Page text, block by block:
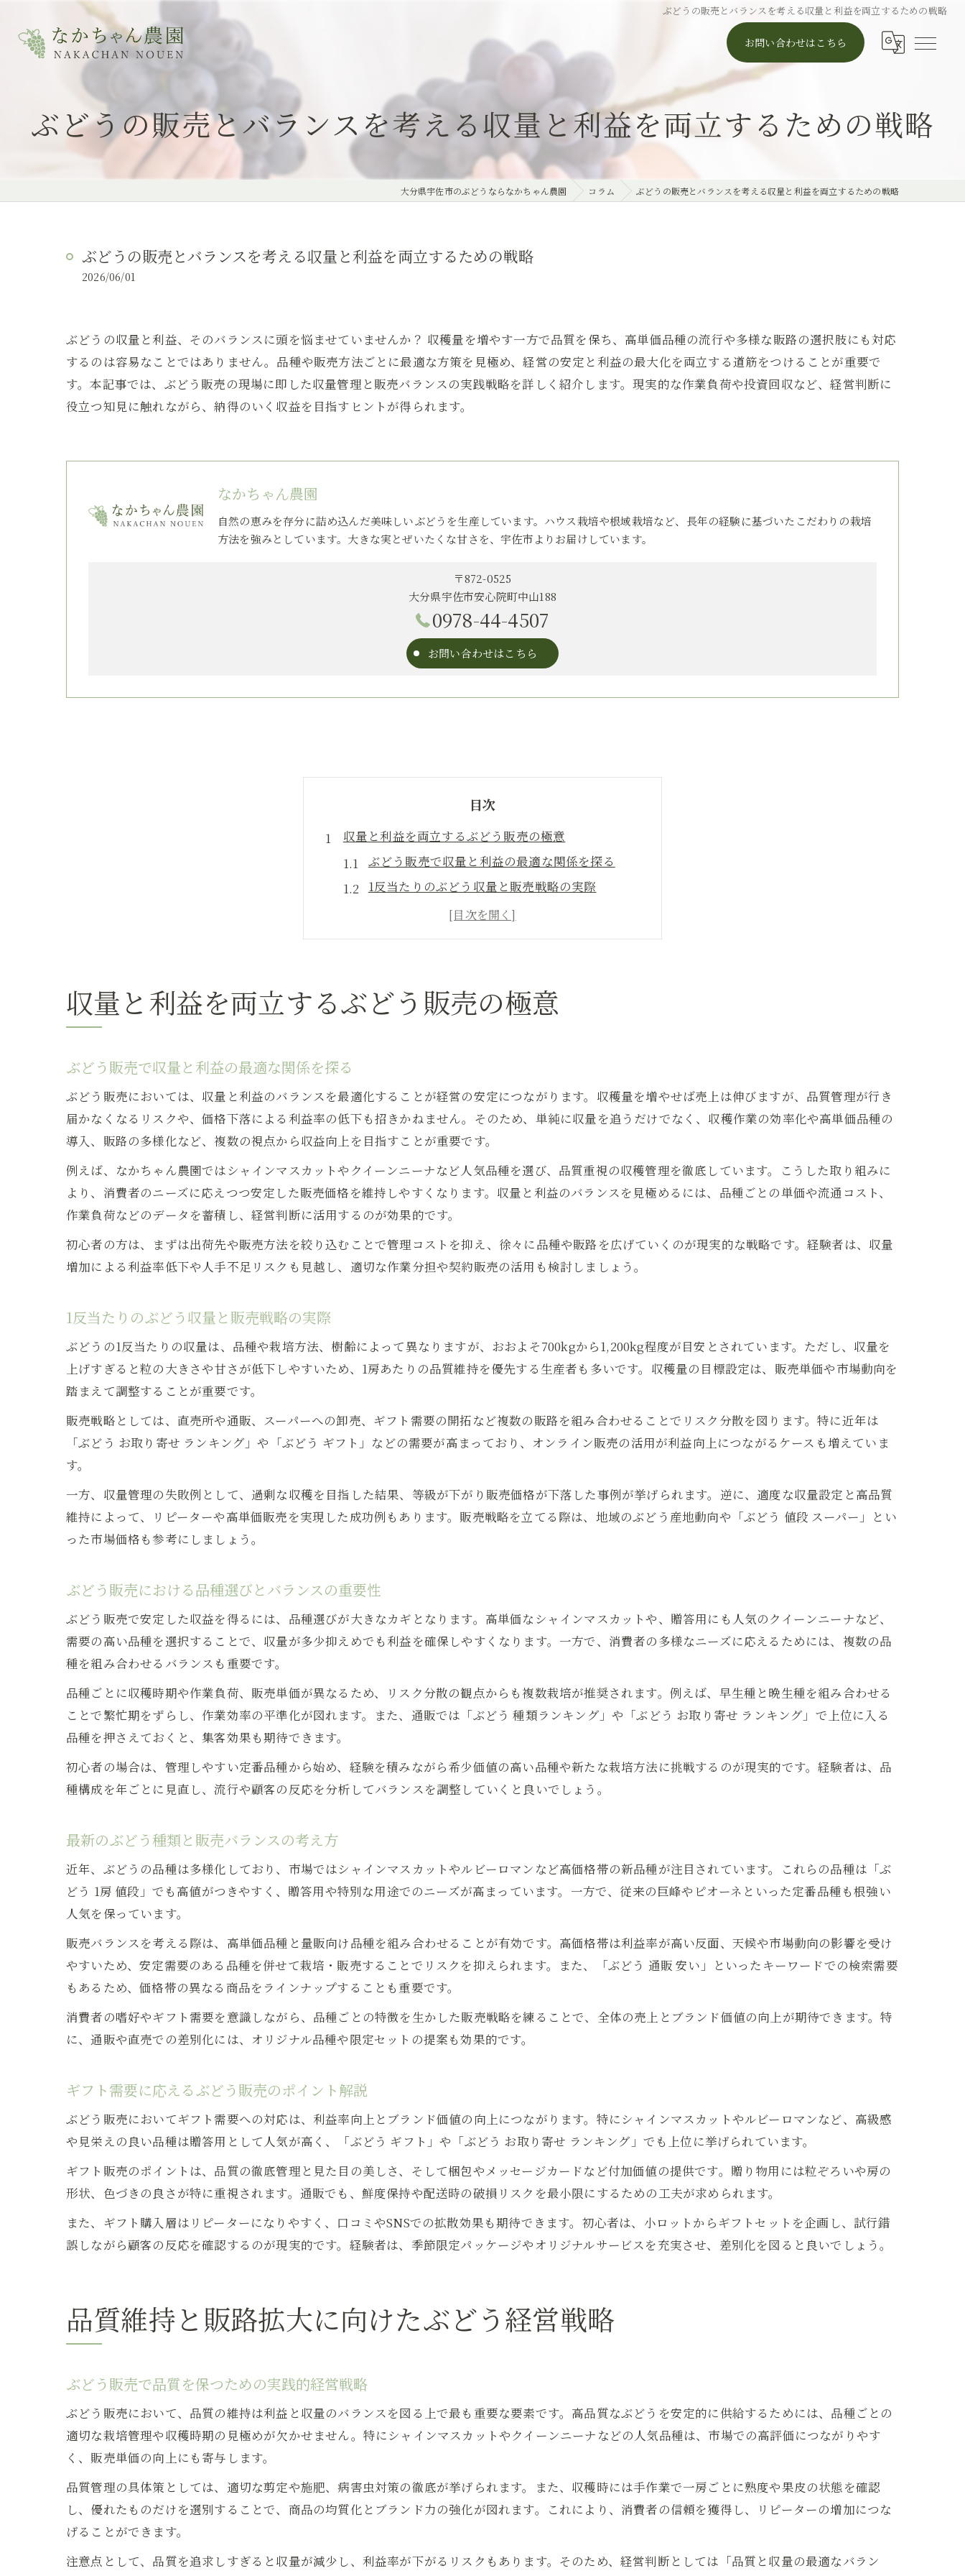
ぶどうの販売とバランスを考える収量と利益を両立するための戦略
お問い合わせはこちら
ぶどうの販売とバランスを考える収量と利益を両立するための戦略
大分県宇佐市のぶどうならなかちゃん農園 コラム ぶどうの販売とバランスを考える収量と利益を両立するための戦略
ぶどうの販売とバランスを考える収量と利益を両立するための戦略
2026/06/01
ぶどうの収量と利益、そのバランスに頭を悩ませていませんか？ 収穫量を増やす一方で品質を保ち、高単価品種の流行や多様な販路の選択肢にも対応
するのは容易なことではありません。品種や販売方法ごとに最適な方策を見極め、経営の安定と利益の最大化を両立する道筋をつけることが重要で
す。本記事では、ぶどう販売の現場に即した収量管理と販売バランスの実践戦略を詳しく紹介します。現実的な作業負荷や投資回収など、経営判断に
役立つ知見に触れながら、納得のいく収益を目指すヒントが得られます。
なかちゃん農園
自然の恵みを存分に詰め込んだ美味しいぶどうを生産しています。ハウス栽培や根域栽培など、長年の経験に基づいたこだわりの栽培
方法を強みとしています。大きな実とぜいたくな甘さを、宇佐市よりお届けしています。
〒872-0525
大分県宇佐市安心院町中山188
0978-44-4507
お問い合わせはこちら
目次
収量と利益を両立するぶどう販売の極意
ぶどう販売で収量と利益の最適な関係を探る
1反当たりのぶどう収量と販売戦略の実際
ぶどう販売における品種選びとバランスの重要性
最新のぶどう種類と販売バランスの考え方
品質維持と販路拡大に向けたぶどう経営戦略
ぶどう販売で品質を保つための実践的経営戦略
安定したぶどう販売先の開拓とバランスの秘訣
ぶどう販売で注目の種類と販路構築方法
繁忙期対策も考えたぶどう販売の最適バランス
ぶどう販売の繁忙期に備える作業と収量調整法
効率化と収益アップを両立するぶどう販売対策
繁忙期の人員配置とぶどう販売バランスの工夫
ぶどう販売で繁忙期を乗り切るための準備法
ぶどう収穫と販売時期を見極めたバランス戦略
ぶどう販売で無理なく利益を確保する方法
自宅でできるぶどう販売と収量管理の工夫
作業時間を削減したぶどう販売の仕組み作り
種類選びから売り先まで実践的ぶどう販売術
売り先ごとに最適なぶどう販売戦略を考える
ギフトや通販に適したぶどう販売バランス術
安定収益を実現するぶどう販売の新常識
ぶどう販売で安定収益を目指す新しい発想法
売れ筋と利益を両立するぶどう販売の実例
ぶどう販売で収益性を高める販路の拡大法
新規参入でも成功しやすいぶどう販売バランス
収量と利益を両立するぶどう販売の極意
ぶどう販売で収量と利益の最適な関係を探る
ぶどう販売においては、収量と利益のバランスを最適化することが経営の安定につながります。収穫量を増やせば売上は伸びますが、品質管理が行き
届かなくなるリスクや、価格下落による利益率の低下も招きかねません。そのため、単純に収量を追うだけでなく、収穫作業の効率化や高単価品種の
導入、販路の多様化など、複数の視点から収益向上を目指すことが重要です。
例えば、なかちゃん農園ではシャインマスカットやクイーンニーナなど人気品種を選び、品質重視の収穫管理を徹底しています。こうした取り組みに
より、消費者のニーズに応えつつ安定した販売価格を維持しやすくなります。収量と利益のバランスを見極めるには、品種ごとの単価や流通コスト、
作業負荷などのデータを蓄積し、経営判断に活用するのが効果的です。
初心者の方は、まずは出荷先や販売方法を絞り込むことで管理コストを抑え、徐々に品種や販路を広げていくのが現実的な戦略です。経験者は、収量
増加による利益率低下や人手不足リスクも見越し、適切な作業分担や契約販売の活用も検討しましょう。
1反当たりのぶどう収量と販売戦略の実際
ぶどうの1反当たりの収量は、品種や栽培方法、樹齢によって異なりますが、おおよそ700kgから1,200kg程度が目安とされています。ただし、収量を
上げすぎると粒の大きさや甘さが低下しやすいため、1房あたりの品質維持を優先する生産者も多いです。収穫量の目標設定は、販売単価や市場動向を
踏まえて調整することが重要です。
販売戦略としては、直売所や通販、スーパーへの卸売、ギフト需要の開拓など複数の販路を組み合わせることでリスク分散を図ります。特に近年は
「ぶどう お取り寄せ ランキング」や「ぶどう ギフト」などの需要が高まっており、オンライン販売の活用が利益向上につながるケースも増えていま
す。
一方、収量管理の失敗例として、過剰な収穫を目指した結果、等級が下がり販売価格が下落した事例が挙げられます。逆に、適度な収量設定と高品質
維持によって、リピーターや高単価販売を実現した成功例もあります。販売戦略を立てる際は、地域のぶどう産地動向や「ぶどう 値段 スーパー」とい
った市場価格も参考にしましょう。
ぶどう販売における品種選びとバランスの重要性
ぶどう販売で安定した収益を得るには、品種選びが大きなカギとなります。高単価なシャインマスカットや、贈答用にも人気のクイーンニーナなど、
需要の高い品種を選択することで、収量が多少抑えめでも利益を確保しやすくなります。一方で、消費者の多様なニーズに応えるためには、複数の品
種を組み合わせるバランスも重要です。
品種ごとに収穫時期や作業負荷、販売単価が異なるため、リスク分散の観点からも複数栽培が推奨されます。例えば、早生種と晩生種を組み合わせる
ことで繁忙期をずらし、作業効率の平準化が図れます。また、通販では「ぶどう 種類ランキング」や「ぶどう お取り寄せ ランキング」で上位に入る
品種を押さえておくと、集客効果も期待できます。
初心者の場合は、管理しやすい定番品種から始め、経験を積みながら希少価値の高い品種や新たな栽培方法に挑戦するのが現実的です。経験者は、品
種構成を年ごとに見直し、流行や顧客の反応を分析してバランスを調整していくと良いでしょう。
最新のぶどう種類と販売バランスの考え方
近年、ぶどうの品種は多様化しており、市場ではシャインマスカットやルビーロマンなど高価格帯の新品種が注目されています。これらの品種は「ぶ
どう 1房 値段」でも高値がつきやすく、贈答用や特別な用途でのニーズが高まっています。一方で、従来の巨峰やピオーネといった定番品種も根強い
人気を保っています。
販売バランスを考える際は、高単価品種と量販向け品種を組み合わせることが有効です。高価格帯は利益率が高い反面、天候や市場動向の影響を受け
やすいため、安定需要のある品種を併せて栽培・販売することでリスクを抑えられます。また、「ぶどう 通販 安い」といったキーワードでの検索需要
もあるため、価格帯の異なる商品をラインナップすることも重要です。
消費者の嗜好やギフト需要を意識しながら、品種ごとの特徴を生かした販売戦略を練ることで、全体の売上とブランド価値の向上が期待できます。特
に、通販や直売での差別化には、オリジナル品種や限定セットの提案も効果的です。
ギフト需要に応えるぶどう販売のポイント解説
ぶどう販売においてギフト需要への対応は、利益率向上とブランド価値の向上につながります。特にシャインマスカットやルビーロマンなど、高級感
や見栄えの良い品種は贈答用として人気が高く、「ぶどう ギフト」や「ぶどう お取り寄せ ランキング」でも上位に挙げられています。
ギフト販売のポイントは、品質の徹底管理と見た目の美しさ、そして梱包やメッセージカードなど付加価値の提供です。贈り物用には粒ぞろいや房の
形状、色づきの良さが特に重視されます。通販でも、鮮度保持や配送時の破損リスクを最小限にするための工夫が求められます。
また、ギフト購入層はリピーターになりやすく、口コミやSNSでの拡散効果も期待できます。初心者は、小ロットからギフトセットを企画し、試行錯
誤しながら顧客の反応を確認するのが現実的です。経験者は、季節限定パッケージやオリジナルサービスを充実させ、差別化を図ると良いでしょう。
品質維持と販路拡大に向けたぶどう経営戦略
ぶどう販売で品質を保つための実践的経営戦略
ぶどう販売において、品質の維持は利益と収量のバランスを図る上で最も重要な要素です。高品質なぶどうを安定的に供給するためには、品種ごとの
適切な栽培管理や収穫時期の見極めが欠かせません。特にシャインマスカットやクイーンニーナなどの人気品種は、市場での高評価につながりやす
く、販売単価の向上にも寄与します。
品質管理の具体策としては、適切な剪定や施肥、病害虫対策の徹底が挙げられます。また、収穫時には手作業で一房ごとに熟度や果皮の状態を確認
し、優れたものだけを選別することで、商品の均質化とブランド力の強化が図れます。これにより、消費者の信頼を獲得し、リピーターの増加につな
げることができます。
注意点として、品質を追求しすぎると収量が減少し、利益率が下がるリスクもあります。そのため、経営判断としては「品質と収量の最適なバラン